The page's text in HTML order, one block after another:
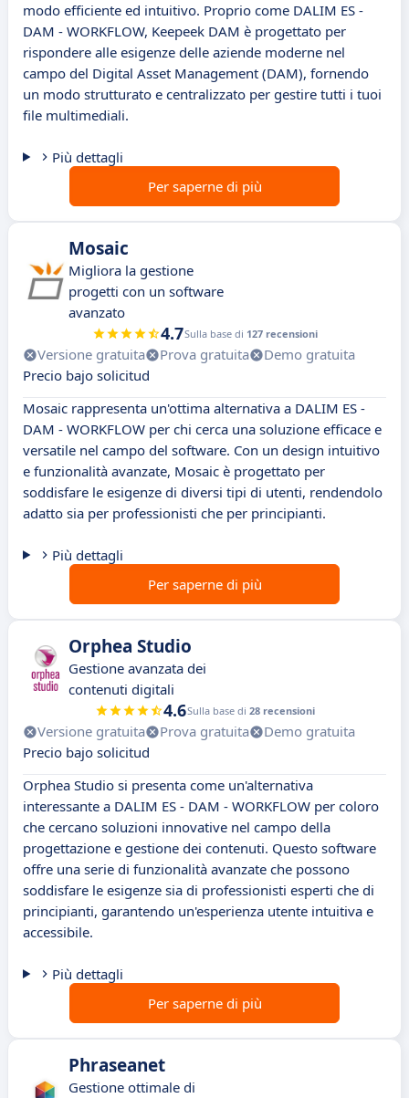
modo efficiente ed intuitivo. Proprio come DALIM ES -
DAM - WORKFLOW, Keepeek DAM è progettato per
rispondere alle esigenze delle aziende moderne nel
campo del Digital Asset Management (DAM), fornendo
un modo strutturato e centralizzato per gestire tutti i tuoi
file multimediali.
Più dettagli
Per saperne di più
Mosaic
Migliora la gestione
progetti con un software
avanzato
4.7Sulla base di 127 recensioni
Versione gratuita Prova gratuita
Demo gratuita
Precio bajo solicitud
Mosaic rappresenta un'ottima alternativa a DALIM ES -
DAM - WORKFLOW per chi cerca una soluzione efficace e
versatile nel campo del software. Con un design intuitivo
e funzionalità avanzate, Mosaic è progettato per
soddisfare le esigenze di diversi tipi di utenti, rendendolo
adatto sia per professionisti che per principianti.
Più dettagli
Per saperne di più
Orphea Studio
Gestione avanzata dei
contenuti digitali
4.6Sulla base di 28 recensioni
Versione gratuita Prova gratuita
Demo gratuita
Precio bajo solicitud
Orphea Studio si presenta come un'alternativa
interessante a DALIM ES - DAM - WORKFLOW per coloro
che cercano soluzioni innovative nel campo della
progettazione e gestione dei contenuti. Questo software
offre una serie di funzionalità avanzate che possono
soddisfare le esigenze sia di professionisti esperti che di
principianti, garantendo un'esperienza utente intuitiva e
accessibile.
Più dettagli
Per saperne di più
Phraseanet
Gestione ottimale di